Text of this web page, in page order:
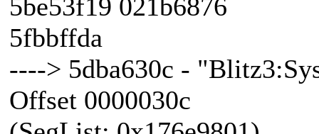
5be53f19 021b6876
5fbbffda
----> 5dba630c -
Offset 0000030c